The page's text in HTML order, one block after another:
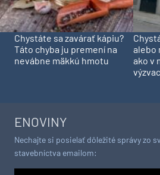
Chystáte sa zavárať kápiu?
Táto chyba ju premení na
nevábne mäkkú hmotu
alebo
ako v
ENOVINY
Nechajte si posielať dôležité správy zo
stavebníctva emailom: